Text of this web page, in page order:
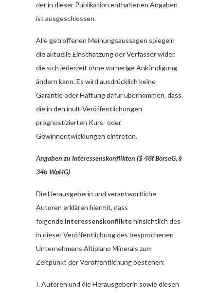
der in dieser Publikation enthaltenen Angaben
ist ausgeschlossen.
Alle getroffenen Meinungsaussagen spiegeln
die aktuelle Einschätzung der Verfasser wider,
die sich jederzeit ohne vorherige Ankündigung
ändern kann. Es wird ausdrücklich keine
Garantie oder Haftung dafür übernommen, dass
die in den inult-Veröffentlichungen
prognostizierten Kurs- oder
Gewinnentwicklungen eintreten.
Angaben zu Interessenskonflikten ($ 48f BörseG, §
34b WpHG)
Die Herausgeberin und verantwortliche
Autoren erklären hiermit, dass
folgende Interessenskonfliktehinsichtlich des
in dieser Veröffentlichung des besprochenen
Unternehmens Altiplano Minerals zum
Zeitpunkt der Veröffentlichung bestehen:
I. Autoren und die Herausgeberin sowie diesen